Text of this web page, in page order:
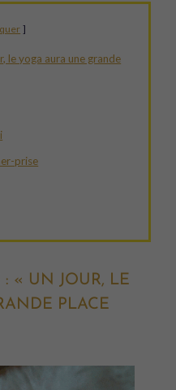
le yoga aura une grande
prise
: « UN JOUR, LE
PLACE